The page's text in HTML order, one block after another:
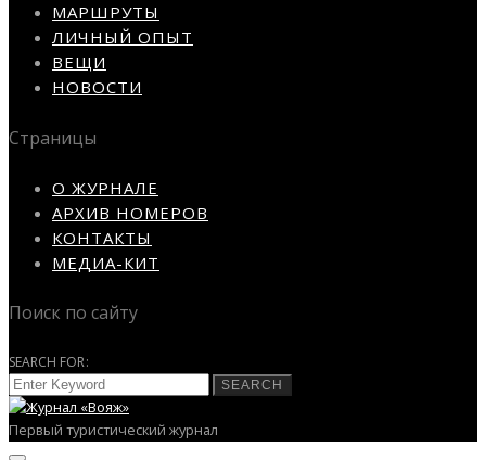
МАРШРУТЫ
ЛИЧНЫЙ ОПЫТ
ВЕЩИ
НОВОСТИ
Страницы
О ЖУРНАЛЕ
АРХИВ НОМЕРОВ
КОНТАКТЫ
МЕДИА-КИТ
Поиск по сайту
SEARCH FOR:
SEARCH
Первый туристический журнал